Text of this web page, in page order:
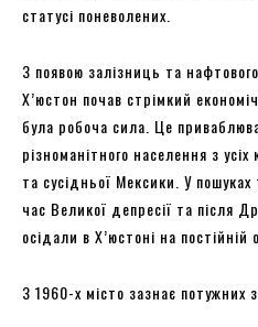
статусі поневолених.
З появою залізниць та
Х’юстон почав стрімкий
була робоча сила. Це
різноманітного населення з
та сусідньої Мексики. У пошуках
час Великої депресії та після
осідали в Х’юстоні на постійній
З 1960-х місто зазнає потужних